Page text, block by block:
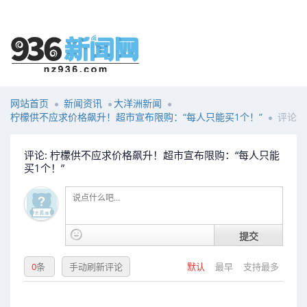
网站首页 新闻资讯
大洋洲新闻
柠檬供不应求价格飙升！超市宣布限购：“每人只能买1个！”
评论
评论: 柠檬供不应求价格飙升！超市宣布限购：“每人只能
买1个！”
提交
默认 最早 支持最多
0条 手动刷新评论